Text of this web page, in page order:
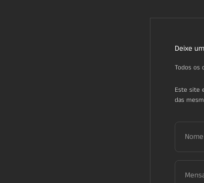
Deixe
Todos os
Este site
das
Nome